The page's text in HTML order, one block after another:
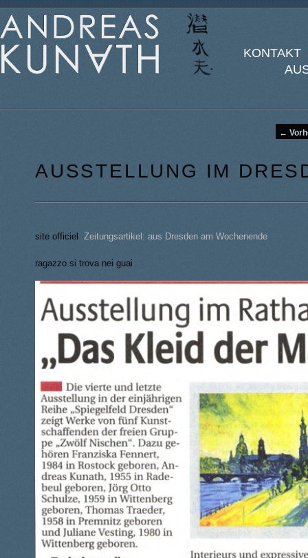
KONTAKT
←
AUSSTELLUNG IM
site officiel Zeitungsartikel: aus Dresden am Wochenende
ragazzo si trova nei guai